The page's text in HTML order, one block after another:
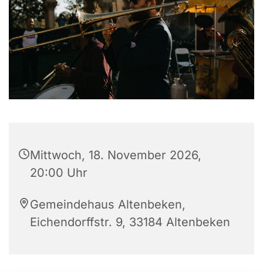
Mittwoch, 18. November 2026,
20:00 Uhr
Gemeindehaus Altenbeken,
Eichendorffstr. 9, 33184 Altenbeken